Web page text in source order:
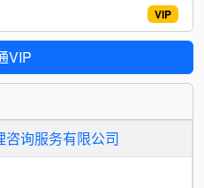
VIP
VIP
咨询服务有限公司